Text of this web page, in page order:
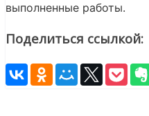
выполненные работы.
Поделиться ссылкой: